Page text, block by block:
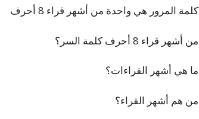
كلمة المرور هي واحدة من أشهر قراء 8 أحرف
من أشهر قراء 8 أحرف كلمة السر؟
ما هي أشهر القراءات؟
من هم أشهر القراء؟